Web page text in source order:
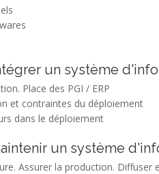
un système
Place des PGI / ERP
et contraintes du déploiement
dans le déploiement
un système
Assurer la production. Diffuser